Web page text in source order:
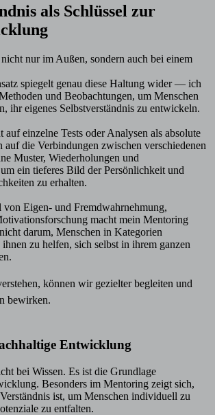
als Schlüssel zur
nur im Außen, sondern auch bei einem
spiegelt genau diese Haltung wider — ich
und Beobachtungen, um Menschen
ihr eigenes Selbstverständnis zu entwickeln.
auf einzelne Tests oder Analysen als absolute
auf die Verbindungen zwischen verschiedenen
Muster, Wiederholungen und
ein tieferes Bild der Persönlichkeit und
zu erhalten.
von Eigen- und Fremdwahrnehmung,
macht mein Mentoring
darum, Menschen in Kategorien
zu helfen, sich selbst in ihrem ganzen
können wir gezielter begleiten und
bewirken.
Entwicklung
bei Wissen. Es ist die Grundlage
Besonders im Mentoring zeigt sich,
ist, um Menschen individuell zu
zu entfalten.